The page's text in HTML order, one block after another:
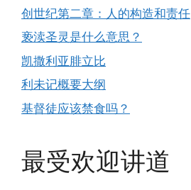
创世纪第二章：人的构造和责任
亵渎圣灵是什么意思？
凯撒利亚腓立比
利未记概要大纲
基督徒应该禁食吗？
最受欢迎讲道